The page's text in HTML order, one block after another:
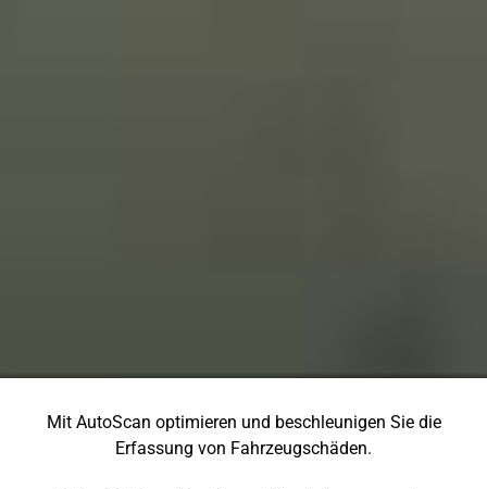
Mit AutoScan optimieren und beschleunigen Sie die
Erfassung von Fahrzeugschäden.